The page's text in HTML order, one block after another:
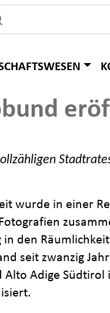
wurde in einer
den
seit zwanzig
Adige Südtirol